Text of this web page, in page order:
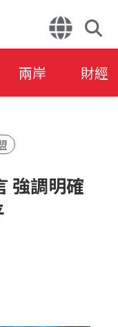
兩岸 財經
強調明確